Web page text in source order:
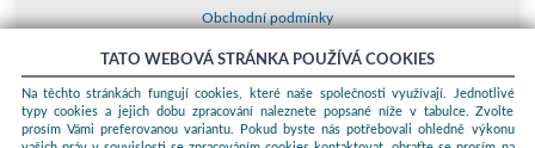
Obchodní podmínky
Kontakty a adresy
Essox splátky
TATO WEBOVÁ STRÁNKA POUŽÍVÁ COOKIES
Na těchto stránkách fungují cookies, které naše společnosti využívají. Jednotlivé
typy cookies a jejich dobu zpracování naleznete popsané níže v tabulce. Zvolte
prosím Vámi preferovanou variantu. Pokud byste nás potřebovali ohledně výkonu